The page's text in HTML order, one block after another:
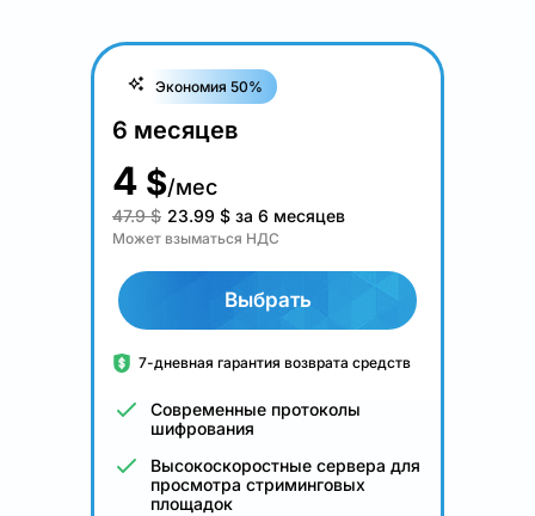
Экономия 50%
6 месяцев
4 $/мес
47.9 $ 23.99 $ за 6 месяцев
Может взыматься НДС
Выбрать
7-дневная гарантия возврата средств
Современные протоколы
шифрования
Высокоскоростные сервера для
просмотра стриминговых
площадок